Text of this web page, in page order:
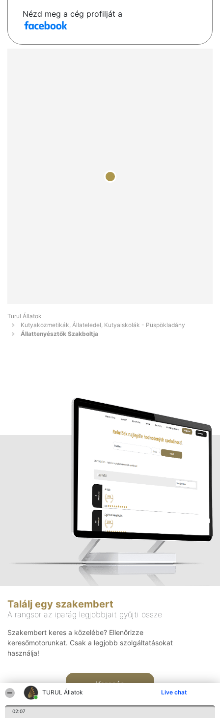
TURUL Állatok Live chat
02:07
Nézd meg a cég profilját a
Turul Állatok
Kutyakozmetikák, Állateledel, Kutyaiskolák - Püspökladány
Állattenyésztők Szakboltja
Találj egy szakembert
A rangsor az iparág legjobbjait gyűjti össze
Szakembert keres a közelébe? Ellenőrizze
keresőmotorunkat. Csak a legjobb szolgáltatásokat
használja!
Keresés